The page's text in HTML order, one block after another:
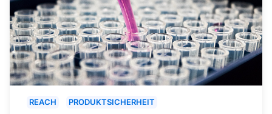
REACH PRODUKTSICHERHEIT